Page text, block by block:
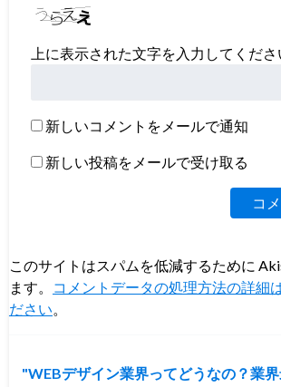
上に表示された文字を入力してくださ
新しいコメントをメールで通知
新しい投稿をメールで受け取る
このサイトはスパムを低減するために
ます。
コメントデータの処理方法の詳細
ださい
WEBデザイン業界ってどうなの？業